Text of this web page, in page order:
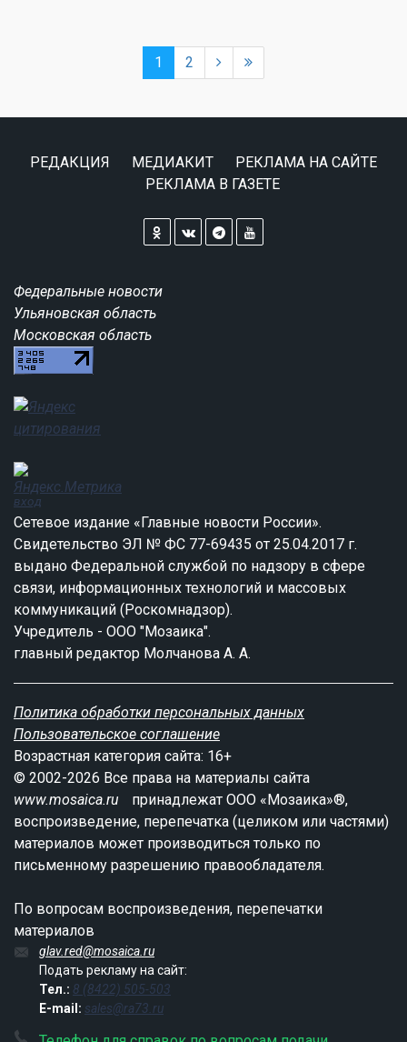
1 2
РЕДАКЦИЯ МЕДИАКИТ
РЕКЛАМА НА САЙТЕ
РЕКЛАМА В ГАЗЕТЕ
Федеральные новости
Ульяновская область
Московская область
вход
Сетевое издание «Главные новости России».
Свидетельство ЭЛ № ФС 77-69435 от 25.04.2017 г.
выдано Федеральной службой по надзору в сфере
связи, информационных технологий и массовых
коммуникаций (Роскомнадзор).
Учредитель - ООО "Мозаика".
главный редактор Молчанова А. А.
Политика обработки персональных данных
Пользовательское соглашение
Возрастная категория сайта: 16+
© 2002-2026 Все права на материалы сайта
www.mosaica.ru
принадлежат ООО «Мозаика»®,
воспроизведение, перепечатка (целиком или частями)
материалов может производиться только по
письменному разрешению правообладателя.
По вопросам воспроизведения, перепечатки
материалов
glav.red@mosaica.ru
Подать рекламу на сайт:
Тел.: 8 (8422) 505-503
E-mail: sales@ra73.ru